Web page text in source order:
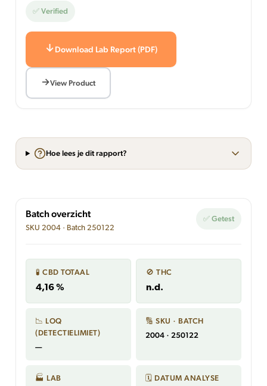
✅ Verified
Download Lab Report (PDF)
View Product
Hoe lees je dit rapport?
Batch overzicht
SKU 2004 · Batch 250122
✅ Getest
🧪 CBD TOTAAL
4,16 %
🚫 THC
n.d.
📉 LOQ
(DETECTIELIMIET)
—
🔢 SKU · BATCH
2004 · 250122
🏭 LAB
🗓 DATUM ANALYSE